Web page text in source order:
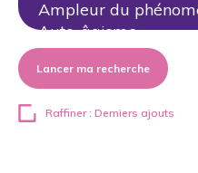
Lancer ma recherche
Raffiner : Derniers ajouts